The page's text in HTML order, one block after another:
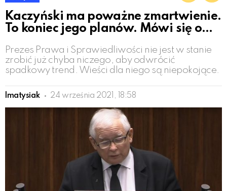
Kaczyński ma poważne zmartwienie.
To koniec jego planów. Mówi się o…
Prezes Prawa i Sprawiedliwości nie jest w stanie
zrobić już chyba niczego, aby odwrócić
spadkowy trend. Wieści dla niego są niepokojące.
lmatysiak 24 września 2021, 18:58